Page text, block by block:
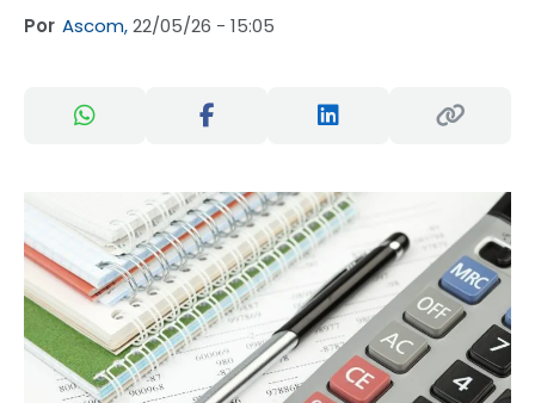
Por Ascom,22/05/26 - 15:05